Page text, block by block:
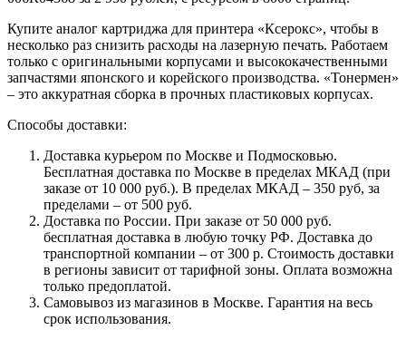
Купите аналог картриджа для принтера «Ксерокс», чтобы в
несколько раз снизить расходы на лазерную печать. Работаем
только с оригинальными корпусами и высококачественными
запчастями японского и корейского производства. «Тонермен»
– это аккуратная сборка в прочных пластиковых корпусах.
Способы доставки:
Доставка курьером по Москве и Подмосковью.
Бесплатная доставка по Москве в пределах МКАД (при
заказе от 10 000 руб.). В пределах МКАД – 350 руб, за
пределами – от 500 руб.
Доставка по России. При заказе от 50 000 руб.
бесплатная доставка в любую точку РФ. Доставка до
транспортной компании – от 300 р. Стоимость доставки
в регионы зависит от тарифной зоны. Оплата возможна
только предоплатой.
Самовывоз из магазинов в Москве. Гарантия на весь
срок использования.